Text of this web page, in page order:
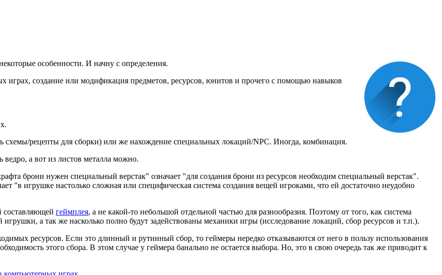
особенности. И начну с определения.
играх, создание или модификация предметов, ресурсов, юнитов и прочего с помощью навыков
схемы/рецепты для сборки) или же нахождение специальных локаций/NPC. Иногда, комбинация.
а вот из листов металла можно.
брони нужен специальный верстак" означает "для создания брони из ресурсов необходим специальный верстак".
"в игрушке настолько сложная или специфическая система создания вещей игроками, что ей достаточно неудобно
составляющей геймплея, а не какой-то небольшой отдельной частью для разнообразия. Поэтому от того, как система
а так же насколько полно будут задействованы механики игры (исследование локаций, сбор ресурсов и т.п.).
ресурсов. Если это длинный и рутинный сбор, то геймеры нередко отказываются от него в пользу использования
этого сбора. В этом случае у геймера банально не остается выбора. Но, это в свою очередь так же приводит к